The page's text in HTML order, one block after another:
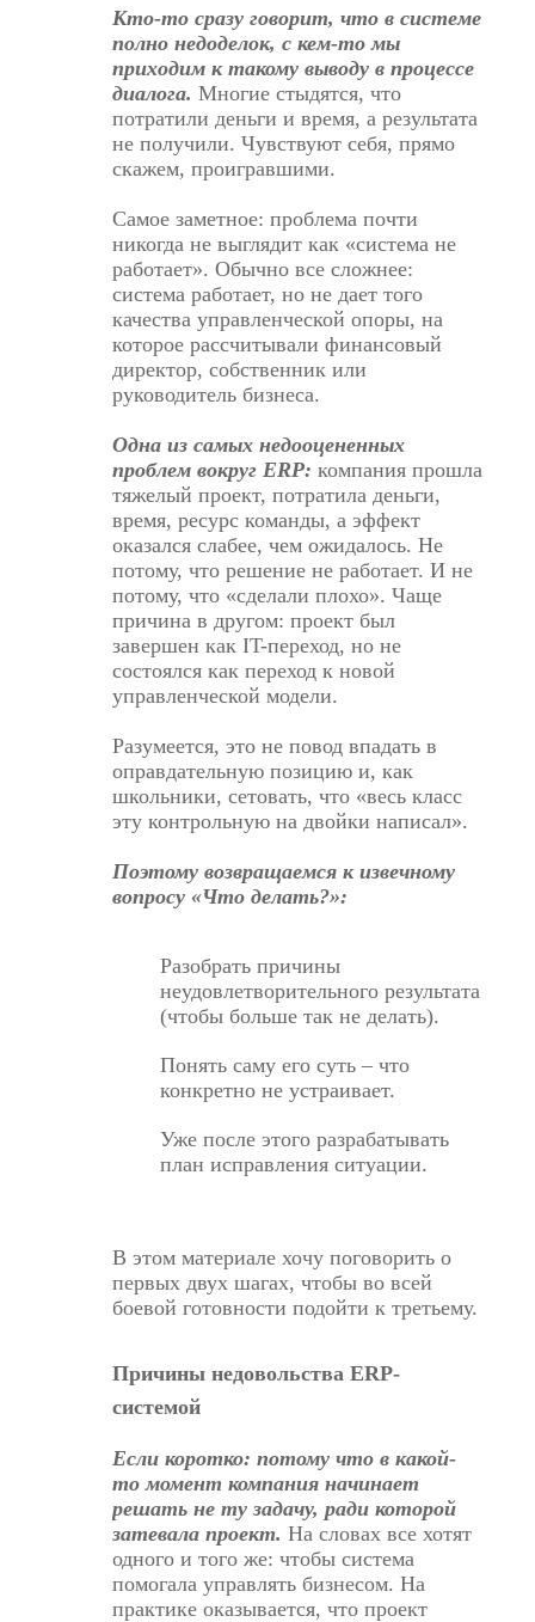
Кто-то сразу говорит, что в системе
полно недоделок, с кем-то мы
приходим к такому выводу в процессе
диалога. Многие стыдятся, что
потратили деньги и время, а результата
не получили. Чувствуют себя, прямо
скажем, проигравшими.
Самое заметное: проблема почти
никогда не выглядит как «система не
работает». Обычно все сложнее:
система работает, но не дает того
качества управленческой опоры, на
которое рассчитывали финансовый
директор, собственник или
руководитель бизнеса.
Одна из самых недооцененных
проблем вокруг ERP: компания прошла
тяжелый проект, потратила деньги,
время, ресурс команды, а эффект
оказался слабее, чем ожидалось. Не
потому, что решение не работает. И не
потому, что «сделали плохо». Чаще
причина в другом: проект был
завершен как IT-переход, но не
состоялся как переход к новой
управленческой модели.
Разумеется, это не повод впадать в
оправдательную позицию и, как
школьники, сетовать, что «весь класс
эту контрольную на двойки написал».
Поэтому возвращаемся к извечному
вопросу «Что делать?»:
Разобрать причины
неудовлетворительного результата
(чтобы больше так не делать).
Понять саму его суть – что
конкретно не устраивает.
Уже после этого разрабатывать
план исправления ситуации.
В этом материале хочу поговорить о
первых двух шагах, чтобы во всей
боевой готовности подойти к третьему.
Причины недовольства ERP-
системой
Если коротко: потому что в какой-
то момент компания начинает
решать не ту задачу, ради которой
затевала проект. На словах все хотят
одного и того же: чтобы система
помогала управлять бизнесом. На
практике оказывается, что проект